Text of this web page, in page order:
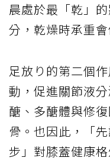
晨處於最「乾」
分，乾燥時承重
足放り的第二個
動，促進關節液
醣、多醣體與修
骨。也因此，「
步」對膝蓋健康格